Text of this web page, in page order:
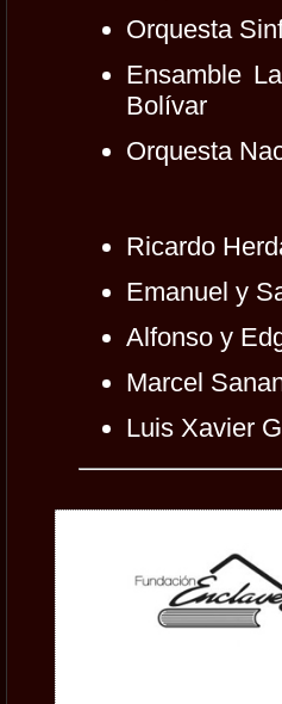
Orquesta
Ensamble
Bolívar
Orquesta
Ricardo
Emanuel y
Alfonso y
Marcel
Luis Xavier